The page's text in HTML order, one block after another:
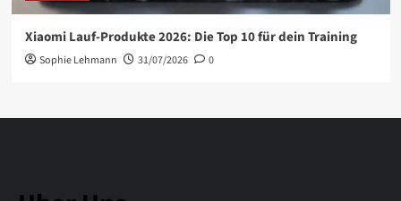
Xiaomi Lauf-Produkte 2026: Die Top 10 für dein Training
Sophie Lehmann 31/07/2026 0